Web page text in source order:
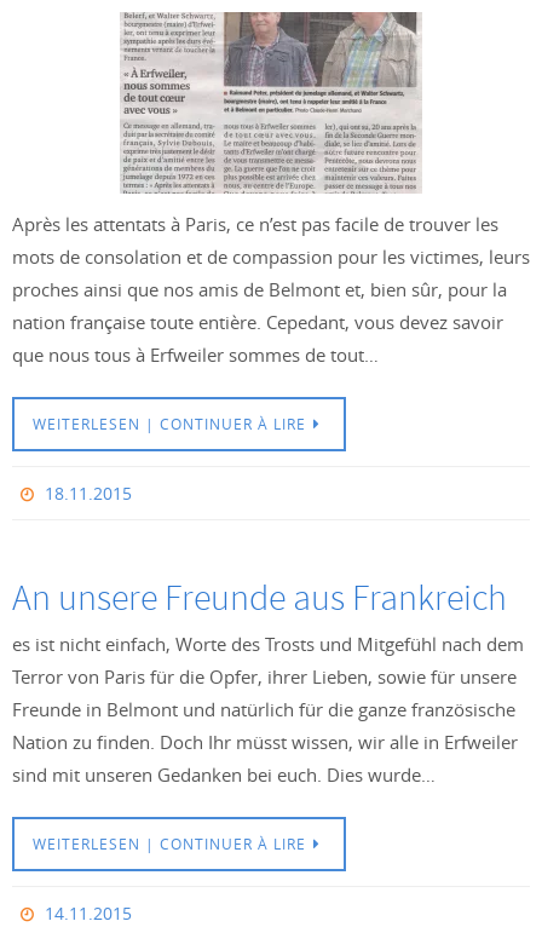
Après les attentats à Paris, ce n’est pas facile de trouver les
mots de consolation et de compassion pour les victimes, leurs
proches ainsi que nos amis de Belmont et, bien sûr, pour la
nation française toute entière. Cepedant, vous devez savoir
que nous tous à Erfweiler sommes de tout…
WEITERLESEN | CONTINUER À LIRE
18.11.2015
An unsere Freunde aus Frankreich
es ist nicht einfach, Worte des Trosts und Mitgefühl nach dem
Terror von Paris für die Opfer, ihrer Lieben, sowie für unsere
Freunde in Belmont und natürlich für die ganze französische
Nation zu finden. Doch Ihr müsst wissen, wir alle in Erfweiler
sind mit unseren Gedanken bei euch. Dies wurde…
WEITERLESEN | CONTINUER À LIRE
14.11.2015